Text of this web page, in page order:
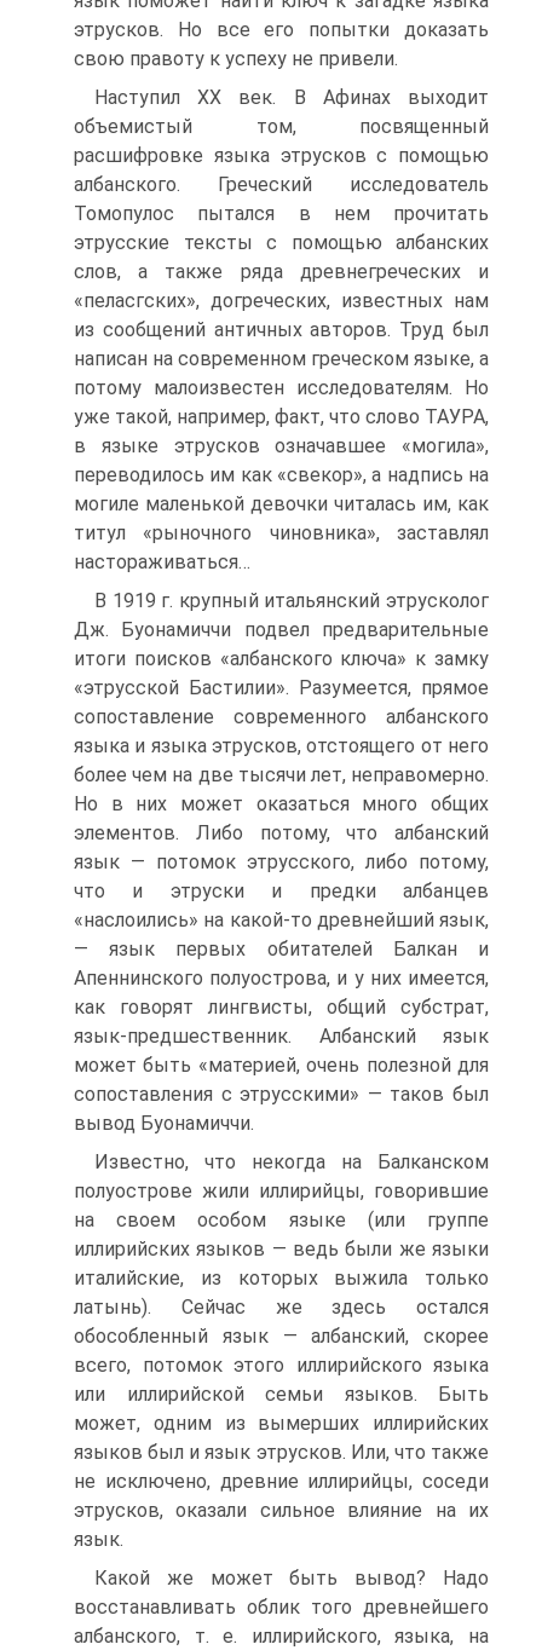
этрусков. Но все его попытки доказать
свою правоту к успеху не привели.
Наступил XX век. В Афинах выходит
объемистый том, посвященный
расшифровке языка этрусков с помощью
албанского. Греческий исследователь
Томопулос пытался в нем прочитать
этрусские тексты с помощью албанских
слов, а также ряда древнегреческих и
«пеласгских», догреческих, известных нам
из сообщений античных авторов. Труд был
написан на современном греческом языке, а
потому малоизвестен исследователям. Но
уже такой, например, факт, что слово ТАУРА,
в языке этрусков означавшее «могила»,
переводилось им как «свекор», а надпись на
могиле маленькой девочки читалась им, как
титул «рыночного чиновника», заставлял
настораживаться…
В 1919 г. крупный итальянский этрусколог
Дж. Буонамиччи подвел предварительные
итоги поисков «албанского ключа» к замку
«этрусской Бастилии». Разумеется, прямое
сопоставление современного албанского
языка и языка этрусков, отстоящего от него
более чем на две тысячи лет, неправомерно.
Но в них может оказаться много общих
элементов. Либо потому, что албанский
язык — потомок этрусского, либо потому,
что и этруски и предки албанцев
«наслоились» на какой-то древнейший язык,
— язык первых обитателей Балкан и
Апеннинского полуострова, и у них имеется,
как говорят лингвисты, общий субстрат,
язык-предшественник. Албанский язык
может быть «материей, очень полезной для
сопоставления с этрусскими» — таков был
вывод Буонамиччи.
Известно, что некогда на Балканском
полуострове жили иллирийцы, говорившие
на своем особом языке (или группе
иллирийских языков — ведь были же языки
италийские, из которых выжила только
латынь). Сейчас же здесь остался
обособленный язык — албанский, скорее
всего, потомок этого иллирийского языка
или иллирийской семьи языков. Быть
может, одним из вымерших иллирийских
языков был и язык этрусков. Или, что также
не исключено, древние иллирийцы, соседи
этрусков, оказали сильное влияние на их
язык.
Какой же может быть вывод? Надо
восстанавливать облик того древнейшего
албанского, т. е. иллирийского, языка, на